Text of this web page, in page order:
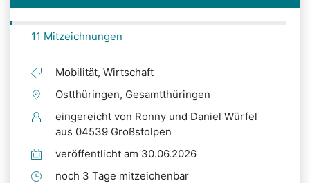
11 Mitzeichnungen
Mobilität, Wirtschaft
Ostthüringen, Gesamtthüringen
eingereicht von Ronny und Daniel Würfel
aus 04539 Großstolpen
veröffentlicht am 30.06.2026
noch 3 Tage mitzeichenbar